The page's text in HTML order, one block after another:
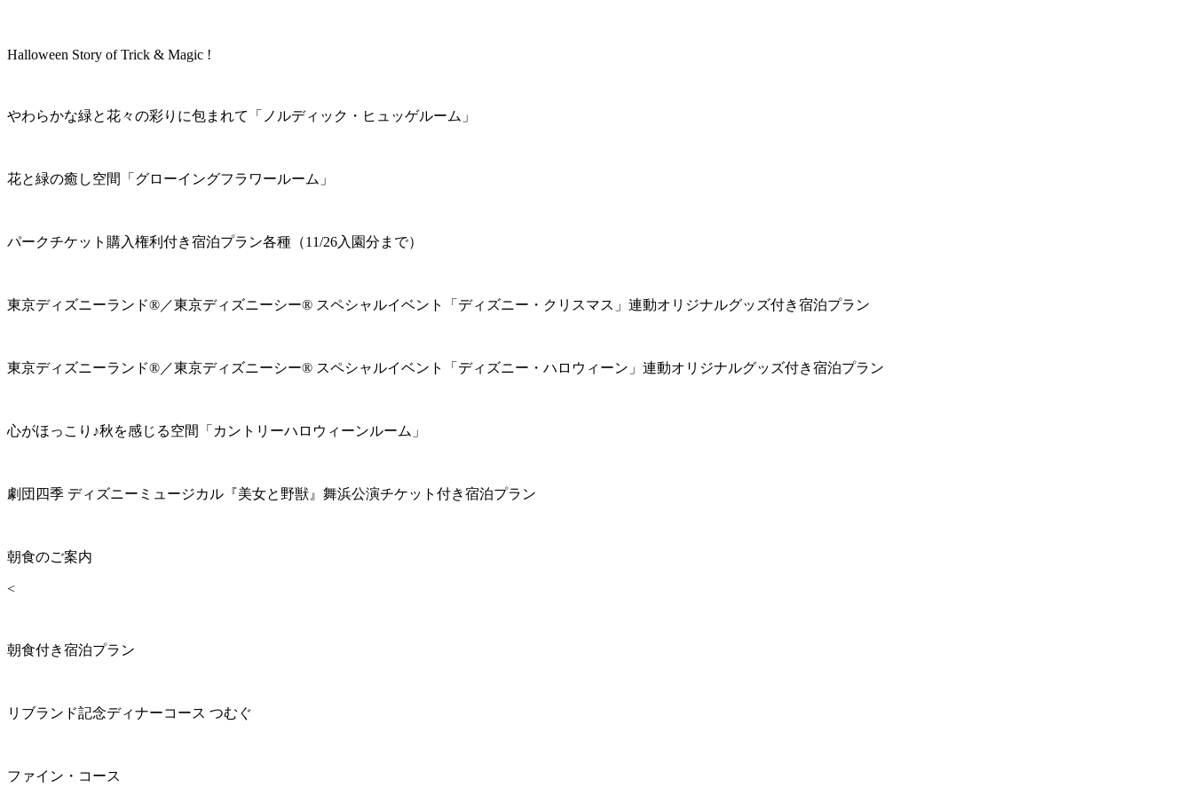
Halloween Story of Trick & Magic !
やわらかな緑と花々の彩りに包まれて「ノルディック・ヒュッゲルーム」
花と緑の癒し空間「グローイングフラワールーム」
パークチケット購入権利付き宿泊プラン各種（11/26入園分まで）
東京ディズニーランド®／東京ディズニーシー® スペシャルイベント「ディズニー・クリスマス」連動オリジナルグッズ付き宿泊プラン
東京ディズニーランド®／東京ディズニーシー® スペシャルイベント「ディズニー・ハロウィーン」連動オリジナルグッズ付き宿泊プラン
心がほっこり♪秋を感じる空間「カントリーハロウィーンルーム」
劇団四季 ディズニーミュージカル『美女と野獣』舞浜公演チケット付き宿泊プラン
朝食のご案内
<
朝食付き宿泊プラン
リブランド記念ディナーコース つむぐ
ファイン・コース